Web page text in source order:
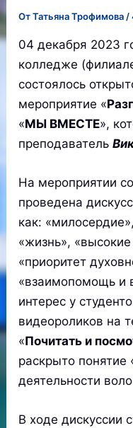
ОтТатьяна Трофимова /
04 декабря 2023
колледже
состоялось
мероприятие «
«МЫ ВМЕСТЕ»,
преподаватель
На мероприятии
проведена
как:
«жизнь»,
«приоритет
«взаимопомощь и
интерес у
видеороликов на
«Почитать и
раскрыто понятие
деятельности
В ходе дискуссии